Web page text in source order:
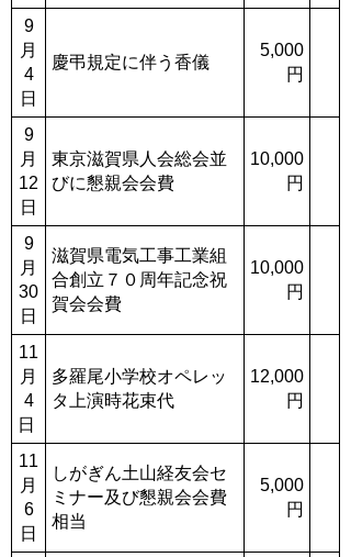
9
月
4
日
慶弔規定に伴う香儀
5,000
円
9
月
12
日
東京滋賀県人会総会並
びに懇親会会費
10,000
円
9
月
30
日
滋賀県電気工事工業組
合創立７０周年記念祝
賀会会費
10,000
円
11
月
4
日
多羅尾小学校オペレッ
タ上演時花束代
12,000
円
11
月
6
日
しがぎん土山経友会セ
ミナー及び懇親会会費
相当
5,000
円